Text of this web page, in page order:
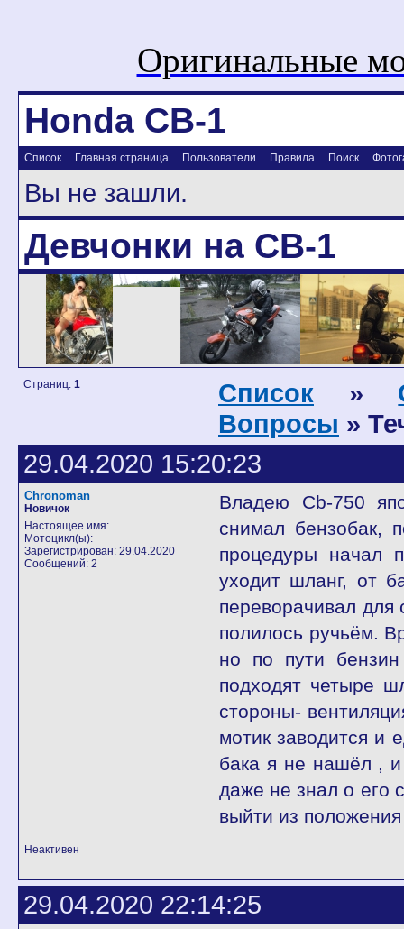
Оригинальные
Honda CB-1
Список Главная страница Пользователи Правила Поиск
Вы не зашли.
Девчонки на CB-1
Страниц: 1 Список »
Вопросы »
29.04.2020 15:20:23
Chronoman
Новичок
Настоящее имя:
Мотоцикл(ы):
Зарегистрирован: 29.04.2020
Сообщений: 2
Владею Cb-750
снимал бензобак,
процедуры начал
уходит шланг, от
переворачивал для
полилось ручьём.
но по пути
подходят четыре
стороны-
мотик заводится и
бака я не нашёл , и
даже не знал о его
выйти из
Неактивен
29.04.2020 22:14:25